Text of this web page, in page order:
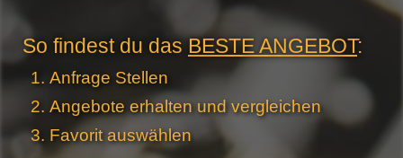
So findest du dasBESTE ANGEBOT:
Anfrage Stellen
Angebote erhalten und vergleichen
Favorit auswählen